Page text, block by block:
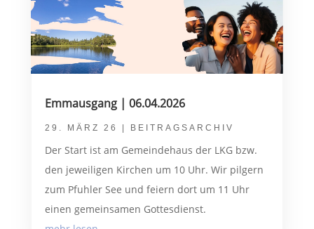
Emmausgang | 06.04.2026
29. MÄRZ 26 BEITRAGSARCHIV
Der Start ist am Gemeindehaus der LKG bzw.
den jeweiligen Kirchen um 10 Uhr. Wir pilgern
zum Pfuhler See und feiern dort um 11 Uhr
einen gemeinsamen Gottesdienst.